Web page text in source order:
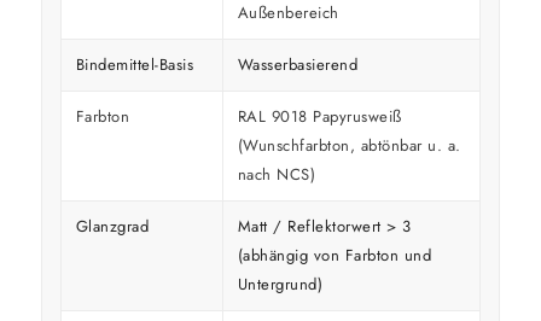
Außenbereich
Bindemittel-Basis Wasserbasierend
Farbton
RAL 9018 Papyrusweiß
(Wunschfarbton, abtönbar u. a.
nach NCS)
Glanzgrad
Matt / Reflektorwert > 3
(abhängig von Farbton und
Untergrund)